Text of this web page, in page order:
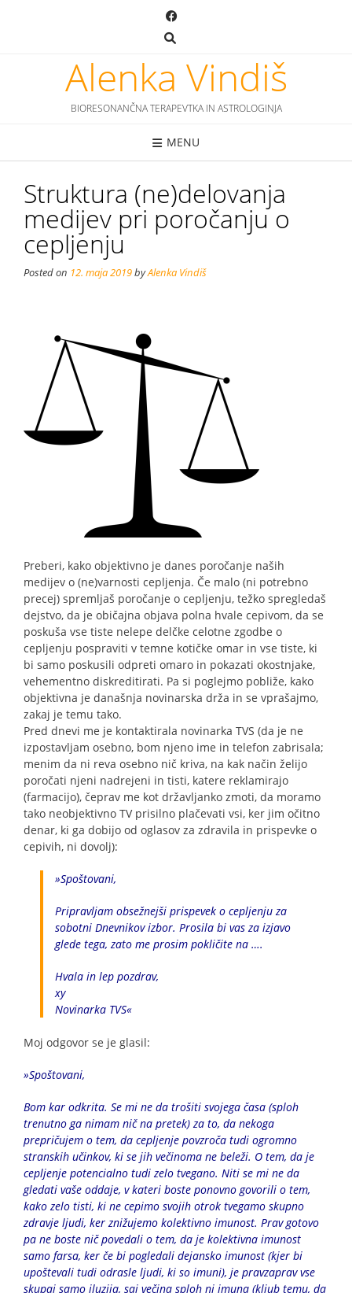
Alenka Vindiš
BIORESONANČNA TERAPEVTKA IN ASTROLOGINJA
MENU
Struktura (ne)delovanja
medijev pri poročanju o
cepljenju
Posted on 12. maja 2019byAlenka Vindiš
Preberi, kako objektivno je danes poročanje naših
medijev o (ne)varnosti cepljenja. Če malo (ni potrebno
precej) spremljaš poročanje o cepljenju, težko spregledaš
dejstvo, da je običajna objava polna hvale cepivom, da se
poskuša vse tiste nelepe delčke celotne zgodbe o
cepljenju pospraviti v temne kotičke omar in vse tiste, ki
bi samo poskusili odpreti omaro in pokazati okostnjake,
vehementno diskreditirati. Pa si poglejmo pobliže, kako
objektivna je današnja novinarska drža in se vprašajmo,
zakaj je temu tako.
Pred dnevi me je kontaktirala novinarka TVS (da je ne
izpostavljam osebno, bom njeno ime in telefon zabrisala;
menim da ni reva osebno nič kriva, na kak način želijo
poročati njeni nadrejeni in tisti, katere reklamirajo
(farmacijo), čeprav me kot državljanko zmoti, da moramo
tako neobjektivno TV prisilno plačevati vsi, ker jim očitno
denar, ki ga dobijo od oglasov za zdravila in prispevke o
cepivih, ni dovolj):
»Spoštovani,
Pripravljam obsežnejši prispevek o cepljenju za
sobotni Dnevnikov izbor. Prosila bi vas za izjavo
glede tega, zato me prosim pokličite na ….
Hvala in lep pozdrav,
xy
Novinarka TVS«
Moj odgovor se je glasil:
»Spoštovani,
Bom kar odkrita. Se mi ne da trošiti svojega časa (sploh
trenutno ga nimam nič na pretek) za to, da nekoga
prepričujem o tem, da cepljenje povzroča tudi ogromno
stranskih učinkov, ki se jih večinoma ne beleži. O tem, da je
cepljenje potencialno tudi zelo tvegano. Niti se mi ne da
gledati vaše oddaje, v kateri boste ponovno govorili o tem,
kako zelo tisti, ki ne cepimo svojih otrok tvegamo skupno
zdravje ljudi, ker znižujemo kolektivno imunost. Prav gotovo
pa ne boste nič povedali o tem, da je kolektivna imunost
samo farsa, ker če bi pogledali dejansko imunost (kjer bi
upoštevali tudi odrasle ljudi, ki so imuni), je pravzaprav vse
skupaj samo iluzija, saj večina sploh ni imuna (kljub temu, da